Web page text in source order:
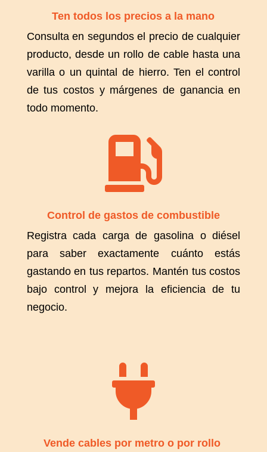
Ten todos los precios a la mano
Consulta en segundos el precio de cualquier
producto, desde un rollo de cable hasta una
varilla o un quintal de hierro. Ten el control
de tus costos y márgenes de ganancia en
todo momento.

Control de gastos de combustible
Registra cada carga de gasolina o diésel
para saber exactamente cuánto estás
gastando en tus repartos. Mantén tus costos
bajo control y mejora la eficiencia de tu
negocio.

Vende cables por metro o por rollo